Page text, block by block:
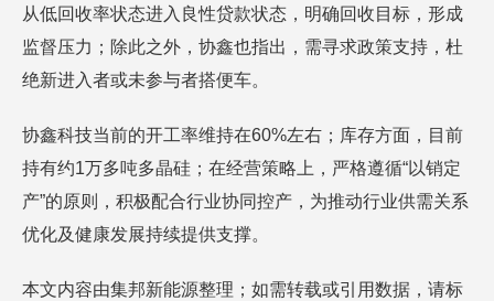
从低回收率状态进入良性贷款状态，明确回收目标，形成
监督压力；除此之外，协鑫也指出，需寻求政策支持，杜
绝新进入者或未参与者搭便车。
协鑫科技当前的开工率维持在60%左右；库存方面，目前
持有约1万多吨多晶硅；在经营策略上，严格遵循“以销定
产”的原则，积极配合行业协同控产，为推动行业供需关系
优化及健康发展持续提供支撑。
本文内容由集邦新能源整理；如需转载或引用数据，请标